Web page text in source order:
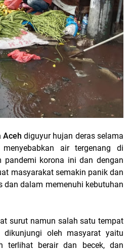
Aceh diguyur hujan deras selama
air tergenang di
pandemi korona ini dan dengan
masyarakat semakin panik dan
dan dalam memenuhi kebutuhan
surut namun salah satu tempat
oleh masyarat yaitu
terlihat berair dan becek, dan